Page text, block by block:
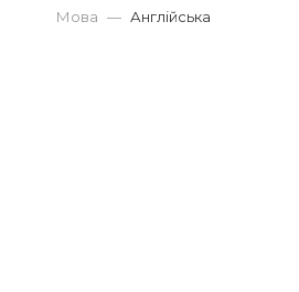
Мова — Англійська